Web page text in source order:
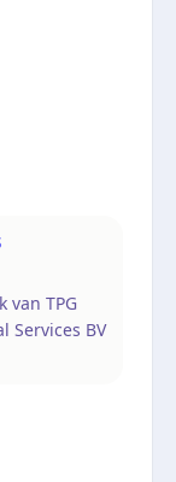
van TPG
Services BV